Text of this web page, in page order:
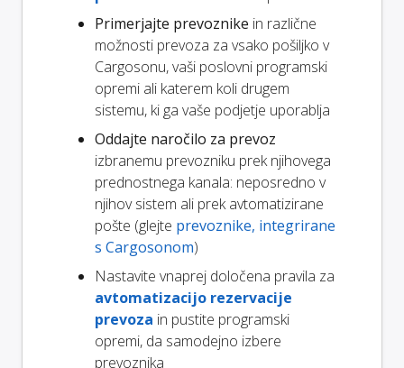
Primerjajte prevoznike in različne
možnosti prevoza za vsako pošiljko v
Cargosonu, vaši poslovni programski
opremi ali katerem koli drugem
sistemu, ki ga vaše podjetje uporablja
Oddajte naročilo za prevoz
izbranemu prevozniku prek njihovega
prednostnega kanala: neposredno v
njihov sistem ali prek avtomatizirane
pošte (glejte prevoznike, integrirane
s Cargosonom)
Nastavite vnaprej določena pravila za
avtomatizacijo rezervacije
prevoza in pustite programski
opremi, da samodejno izbere
prevoznika